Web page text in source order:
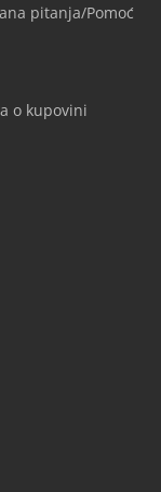
pitanja/Pomoć
o kupovini